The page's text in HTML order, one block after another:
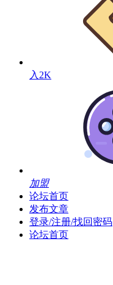
入2K
加盟
论坛首页
发布文章
登录/注册/找回密码
论坛首页